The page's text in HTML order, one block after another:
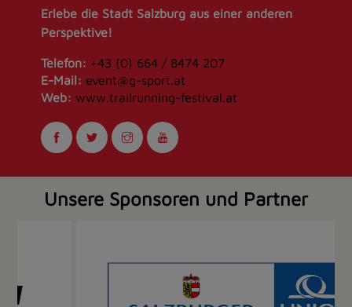
Erlebe die Stadt Salzburg aus einer anderen
Perspektive!
Telefon: +43 (0) 664 / 8474 207
E-Mail: event@g-sport.at
Web: www.trailrunning-festival.at
Unsere Sponsoren und Partner